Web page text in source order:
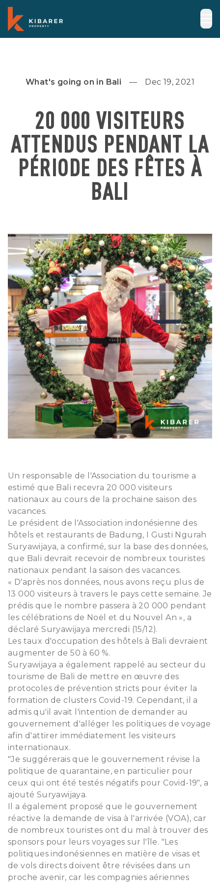
What's going on in Bali Dec 19, 2021
20 000 VISITEURS
ATTENDUS PENDANT LA
PÉRIODE DES FÊTES À
BALI
Un responsable de l'Association du tourisme a
estimé que Bali recevra 20 000 visiteurs
nationaux au cours de la prochaine saison des
vacances.
Le président de l'Association indonésienne des
hôtels et restaurants de Badung, I Gusti Ngurah
Suryawijaya, a confirmé, sur la base des données,
que Bali devrait recevoir de nombreux touristes
nationaux pendant la saison des vacances.
« D'après nos données, nous avons reçu plus de
13 000 visiteurs à travers le pays cette semaine. Je
prédis que le nombre passera à 20 000 pendant
les célébrations de Noël et du Nouvel An », a
déclaré Suryawijaya mercredi (15/12).
Les taux d'occupation des hôtels à Bali devraient
augmenter de 50 à 60 %.
Suryawijaya a également rappelé au secteur du
tourisme de Bali de mettre en œuvre des
protocoles de prévention stricts pour éviter la
formation de clusters Covid-19. Cependant, il a
admis qu'il avait l'intention de demander au
gouvernement d'alléger les politiques de voyage
afin d'attirer immédiatement les visiteurs
internationaux.
"Je suggérerais que le gouvernement révise la
politique de quarantaine, en particulier pour
ceux qui ont été testés négatifs pour Covid-19", a
ajouté Suryawijaya.
Il a également proposé que le gouvernement
réactive la demande de visa à l'arrivée (VOA), car
de nombreux touristes ont du mal à trouver des
sponsors pour leurs voyages sur l'île. "Les
politiques indonésiennes en matière de visas et
de vols directs doivent être révisées dans un
proche avenir, car les compagnies aériennes